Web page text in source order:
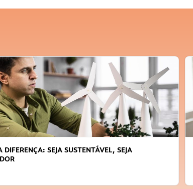
DIFERENÇA: SEJA SUSTENTÁVEL, SEJA